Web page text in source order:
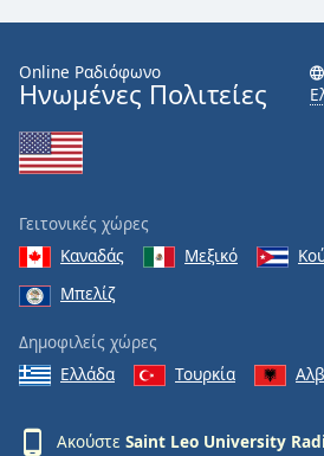
Reset
Done
Close
Modal
Dialog
dialog
window.
Online Ραδιόφωνο
Ηνωμένες Πολιτείες
Γειτονικές χώρες
Καναδάς
Μεξικό
Μπελίζ
Δημοφιλείς χώρες
Ελλάδα
Τουρκία
Ακούστε Saint Leo University